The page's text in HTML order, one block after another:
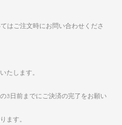
はご注文時にお問い合わせくださ
たします。
3日前までにご決済の完了をお願い
ます。